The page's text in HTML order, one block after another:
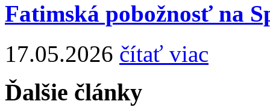
Fatimská pobožnosť na
17.05.2026 čítať viac
Ďalšie články